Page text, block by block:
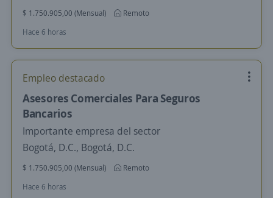
$ 1.750.905,00 (Mensual)
Remoto
Hace 6 horas
Empleo destacado
Asesores Comerciales Para Seguros
Bancarios
Importante empresa del sector
Bogotá, D.C., Bogotá, D.C.
$ 1.750.905,00 (Mensual)
Remoto
Hace 6 horas